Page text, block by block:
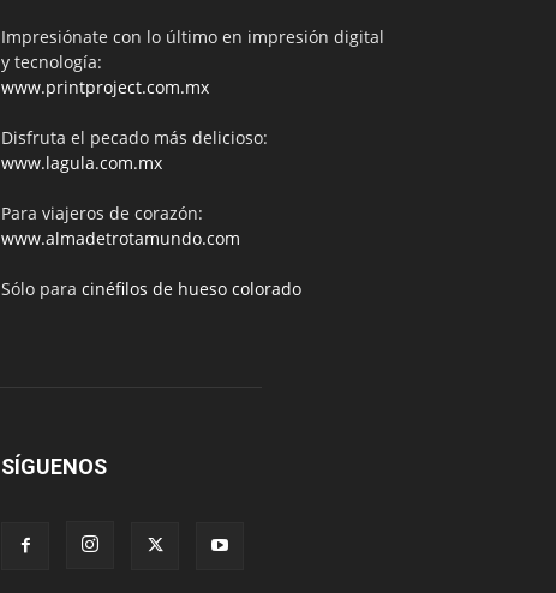
Impresiónate con lo último en impresión digital
y tecnología:
www.printproject.com.mx
Disfruta el pecado más delicioso:
www.lagula.com.mx
Para viajeros de corazón:
www.almadetrotamundo.com
Sólo para cinéfilos de hueso colorado
SÍGUENOS